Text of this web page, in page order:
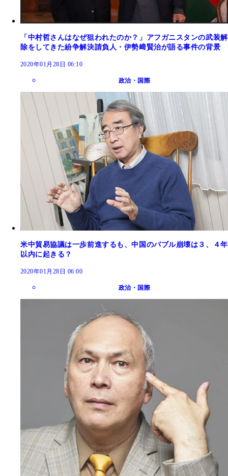
「中村哲さんはなぜ狙われたのか？」アフガニスタンの武装解
除をしてきた紛争解決請負人・伊勢﨑賢治が語る事件の背景
2020年01月28日 06:10
政治・国際
米中貿易協議は一歩前進するも、中国のバブル崩壊は３、４年
以内に起きる？
2020年01月28日 06:00
政治・国際